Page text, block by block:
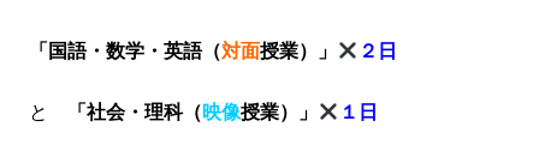
「国語・数学・英語（対面授業）」 ２日
と 「社会・理科（映像授業）」 １日